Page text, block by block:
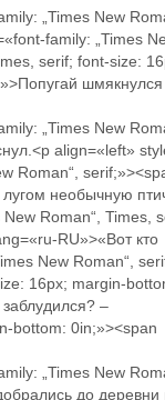
„Times New
family: „Times
serif; font-size:
„Times New
align=«left»
Roman“,
необычную
Roman“, Times,
RU»>«Вот кто
New Roman“,
16px; margin-
–
bottom: 0in;»><span
„Times New
до деревни